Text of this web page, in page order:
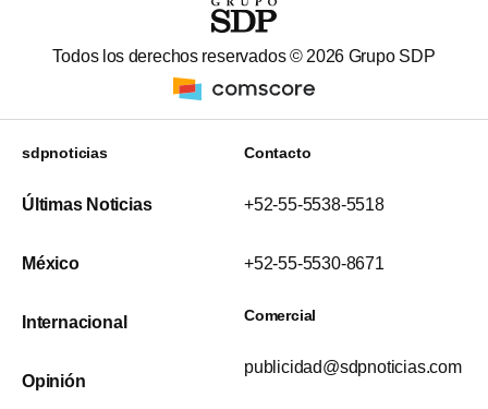
Todos los derechos reservados © 2026 Grupo SDP
sdpnoticias
Últimas Noticias
México
Internacional
Opinión
Contacto
+52-55-5538-5518
+52-55-5530-8671
Comercial
publicidad@sdpnoticias.com